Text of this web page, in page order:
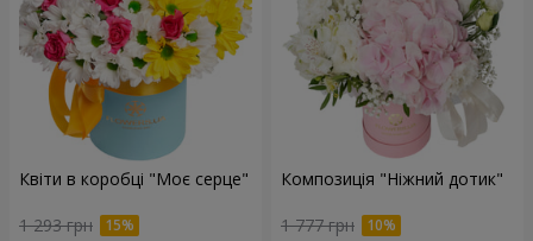
Квіти в коробці "Моє серце"
1 293 грн
Композиція "Ніжний дотик"
1 777 грн